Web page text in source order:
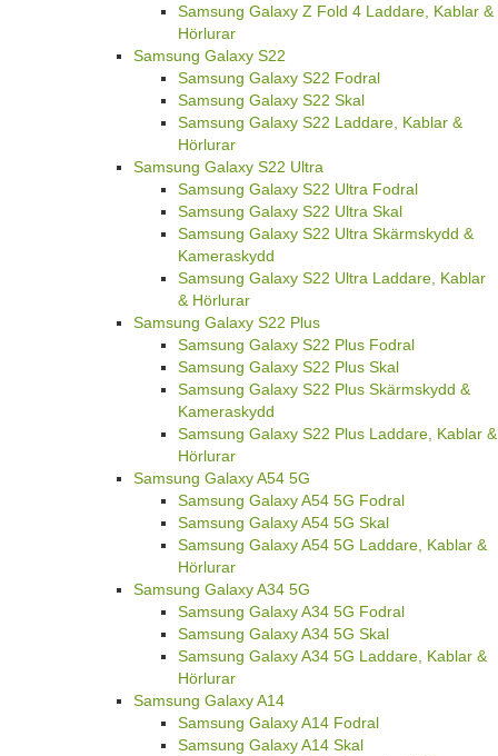
Samsung Galaxy Z Fold 4 Laddare, Kablar &
Hörlurar
Samsung Galaxy S22
Samsung Galaxy S22 Fodral
Samsung Galaxy S22 Skal
Samsung Galaxy S22 Laddare, Kablar &
Hörlurar
Samsung Galaxy S22 Ultra
Samsung Galaxy S22 Ultra Fodral
Samsung Galaxy S22 Ultra Skal
Samsung Galaxy S22 Ultra Skärmskydd &
Kameraskydd
Samsung Galaxy S22 Ultra Laddare, Kablar
& Hörlurar
Samsung Galaxy S22 Plus
Samsung Galaxy S22 Plus Fodral
Samsung Galaxy S22 Plus Skal
Samsung Galaxy S22 Plus Skärmskydd &
Kameraskydd
Samsung Galaxy S22 Plus Laddare, Kablar &
Hörlurar
Samsung Galaxy A54 5G
Samsung Galaxy A54 5G Fodral
Samsung Galaxy A54 5G Skal
Samsung Galaxy A54 5G Laddare, Kablar &
Hörlurar
Samsung Galaxy A34 5G
Samsung Galaxy A34 5G Fodral
Samsung Galaxy A34 5G Skal
Samsung Galaxy A34 5G Laddare, Kablar &
Hörlurar
Samsung Galaxy A14
Samsung Galaxy A14 Fodral
Samsung Galaxy A14 Skal